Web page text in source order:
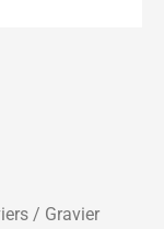
/ Gravier